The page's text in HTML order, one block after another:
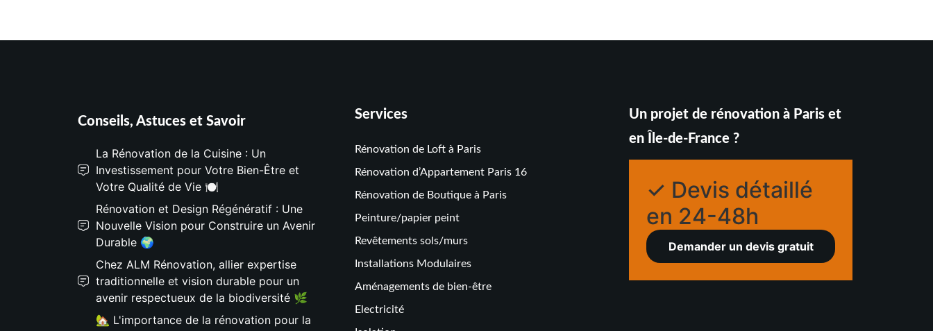
Conseils, Astuces et Savoir
La Rénovation de la Cuisine : Un
Investissement pour Votre Bien-Être et
Votre Qualité de Vie 🍽️
Rénovation et Design Régénératif : Une
Nouvelle Vision pour Construire un Avenir
Durable 🌍
Chez ALM Rénovation, allier expertise
traditionnelle et vision durable pour un
avenir respectueux de la biodiversité 🌿
🏡 L'importance de la rénovation pour la
Services
Rénovation de Loft à Paris
Rénovation d’Appartement Paris 16
Rénovation de Boutique à Paris
Peinture/papier peint
Revêtements sols/murs
Installations Modulaires
Aménagements de bien-être
Electricité
Un projet de rénovation à Paris et
en Île-de-France ?
✓ Devis détaillé
en 24-48h
Demander un devis gratuit